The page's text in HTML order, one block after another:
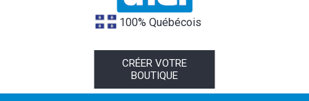
100% Québécois
CRÉER VOTRE
BOUTIQUE